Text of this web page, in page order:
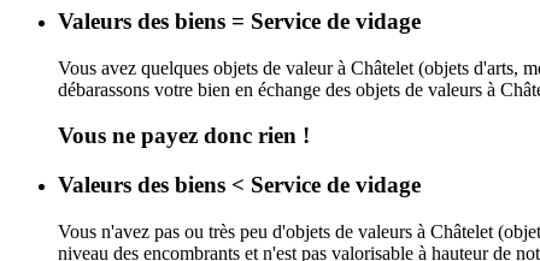
Valeurs des biens = Service de vidage
Vous avez quelques objets de valeur à Châtelet (objets d'arts,
débarassons votre bien en échange des objets de valeurs à
Vous ne payez donc rien !
Valeurs des biens < Service de vidage
Vous n'avez pas ou très peu d'objets de valeurs à Châtelet
niveau des encombrants et n'est pas valorisable à hauteur de